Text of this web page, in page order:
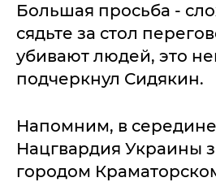
Большая просьба -
сядьте за стол
убивают людей, это
подчеркнул Сидякин.
Напомним, в
Нацгвардия Украины
городом